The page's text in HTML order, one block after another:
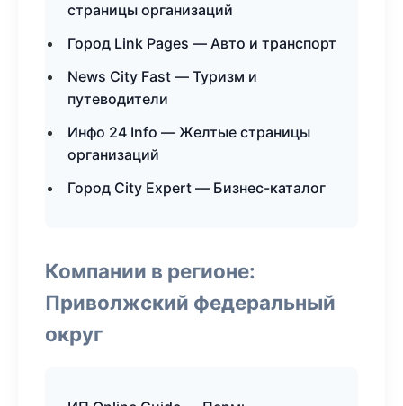
страницы организаций
Город Link Pages — Авто и транспорт
News City Fast — Туризм и
путеводители
Инфо 24 Info — Желтые страницы
организаций
Город City Expert — Бизнес-каталог
Компании в регионе:
Приволжский федеральный
округ